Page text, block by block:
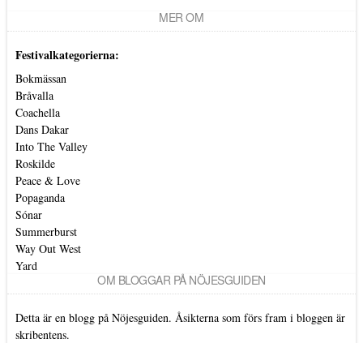
MER OM
Festivalkategorierna:
Bokmässan
Bråvalla
Coachella
Dans Dakar
Into The Valley
Roskilde
Peace & Love
Popaganda
Sónar
Summerburst
Way Out West
Yard
OM BLOGGAR PÅ NÖJESGUIDEN
Detta är en blogg på Nöjesguiden. Åsikterna som förs fram i bloggen är
skribentens.